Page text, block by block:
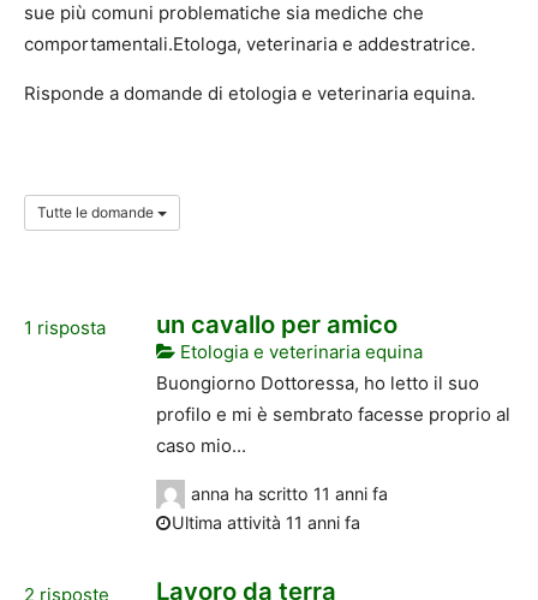
sue più comuni problematiche sia mediche che
comportamentali.Etologa, veterinaria e addestratrice.
Risponde a domande di etologia e veterinaria equina.
Tutte le domande
1 risposta un cavallo per amico
Etologia e veterinaria equina
Buongiorno Dottoressa, ho letto il suo
profilo e mi è sembrato facesse proprio al
caso mio...
anna ha scritto 11 anni fa
Ultima attività 11 anni fa
2 risposte Lavoro da terra